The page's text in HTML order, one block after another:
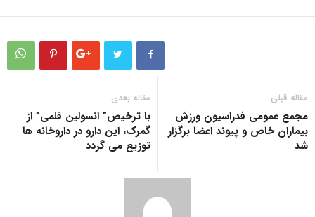
مقاله قبلی
مجمع عمومی فدراسیون ورزش
بیماران خاص و پیوند اعضا برگزار
شد
مقاله بعدی
با ترخیص” انسولین قلمی” از
گمرک، این دارو در داروخانه ها
توزیع می گردد